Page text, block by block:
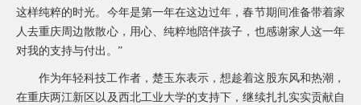
这样纯粹的时光。今年是第一年在这边过年，春节期间准备带着家
人去重庆周边散散心，用心、纯粹地陪伴孩子，也感谢家人这一年
对我的支持与付出。”
作为年轻科技工作者，楚玉东表示，想趁着这股东风和热潮，
在重庆两江新区以及西北工业大学的支持下，继续扎扎实实贡献自